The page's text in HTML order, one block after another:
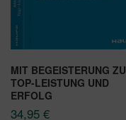
MIT BEGEISTERUNG ZU
TOP-LEISTUNG UND
ERFOLG
34,95 €